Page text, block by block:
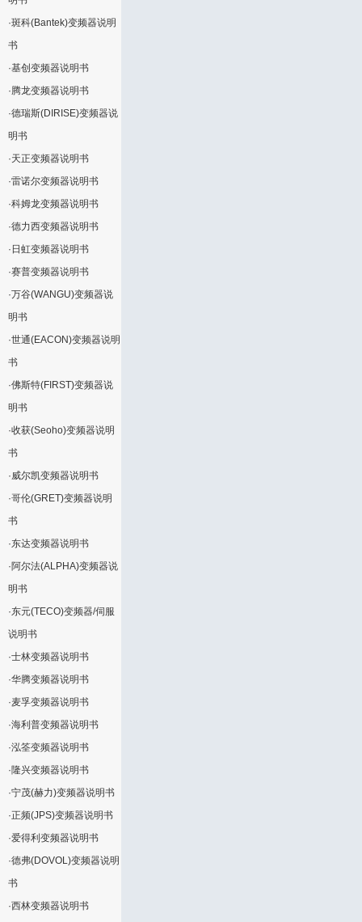
·斑科(Bantek)变频器说明
书
·基创变频器说明书
·腾龙变频器说明书
·德瑞斯(DIRISE)变频器说
明书
·天正变频器说明书
·雷诺尔变频器说明书
·科姆龙变频器说明书
·德力西变频器说明书
· 日虹变频器说明书
·赛普变频器说明书
·万谷(WANGU)变频器说
明书
·世通(EACON)变频器说明
书
·佛斯特(FIRST)变频器说
明书
·收获(Seoho)变频器说明
书
·威尔凯变频器说明书
·哥伦(GRET)变频器说明
书
·东达变频器说明书
·阿尔法(ALPHA)变频器说
明书
·东元(TECO)变频器/伺服
说明书
·士林变频器说明书
·华腾变频器说明书
·麦孚变频器说明书
·海利普变频器说明书
·泓筌变频器说明书
·隆兴变频器说明书
·宁茂(赫力)变频器说明书
·正频(JPS)变频器说明书
·爱得利变频器说明书
·德弗(DOVOL)变频器说明
书
·西林变频器说明书